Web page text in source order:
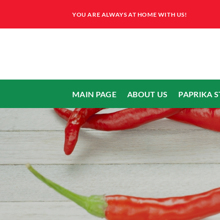
content
YOU ARE ALWAYS AT HOME WITH US!
MAIN PAGE ABOUT US PAPRIKA